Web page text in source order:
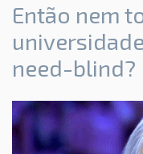
Então nem
need-blind?